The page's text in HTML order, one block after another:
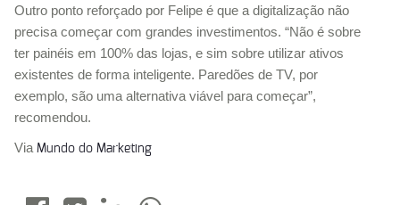
Outro ponto reforçado por Felipe é que a digitalização não
precisa começar com grandes investimentos. “Não é sobre
ter painéis em 100% das lojas, e sim sobre utilizar ativos
existentes de forma inteligente. Paredões de TV, por
exemplo, são uma alternativa viável para começar”,
recomendou.
ViaMundo do Marketing